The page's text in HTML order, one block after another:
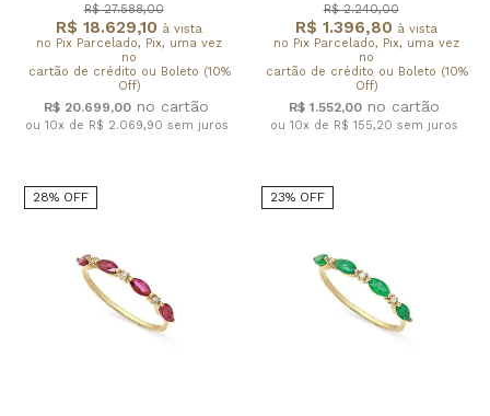
R$ 18.629,10 à vista
no Pix Parcelado, Pix, uma vez
no
cartão de crédito ou Boleto (10%
Off)
R$ 27.588,00
R$ 20.699,00
ou 10x de R$ 2.069,90 sem juros
R$ 1.396,80 à vista
no Pix Parcelado, Pix, uma vez
no
cartão de crédito ou Boleto (10%
Off)
R$ 2.240,00
R$ 1.552,00
ou 10x de R$ 155,20 sem juros
28% OFF 23% OFF